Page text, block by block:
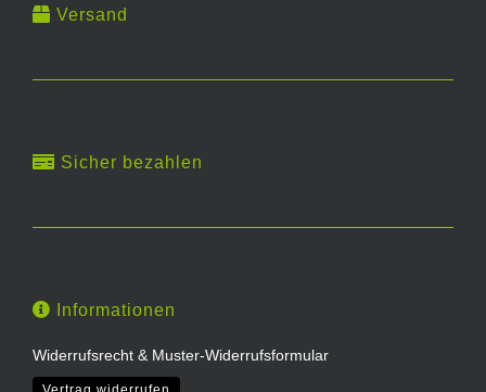
Versand
Sicher bezahlen
Informationen
Widerrufsrecht & Muster-Widerrufsformular